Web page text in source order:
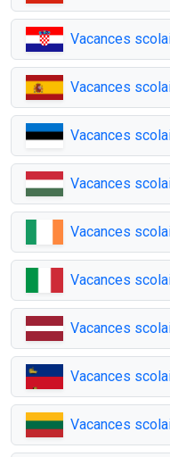
Vacances
Vacances
Vacances
Vacances
Vacances
Vacances
Vacances
Vacances
Vacances